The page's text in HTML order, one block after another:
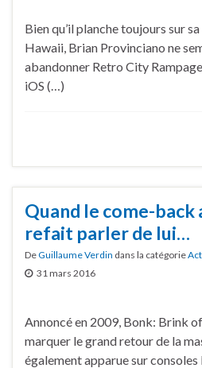
Bien qu’il planche toujours sur
Hawaii, Brian Provinciano ne
abandonner Retro City
iOS (…)
Quand le come-back
refait parler de lui…
DeGuillaume Verdin dans la catégorie
31 mars 2016
Annoncé en 2009, Bonk: Brink
marquer le grand retour de la
également apparue sur